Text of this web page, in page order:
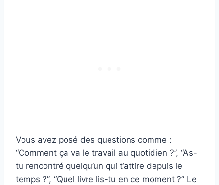
Vous avez posé des questions comme :
“Comment ça va le travail au quotidien ?”, “As-
tu rencontré quelqu’un qui t’attire depuis le
temps ?”, “Quel livre lis-tu en ce moment ?” Le